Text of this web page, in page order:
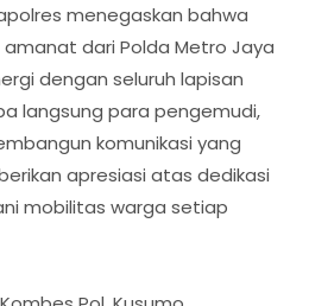
menegaskan bahwa
dari Polda Metro Jaya
dengan seluruh lapisan
langsung para pengemudi,
komunikasi yang
apresiasi atas dedikasi
mobilitas warga setiap